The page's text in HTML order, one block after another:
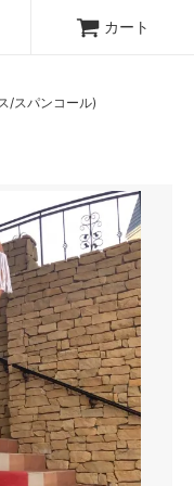
カート
/スパンコール)